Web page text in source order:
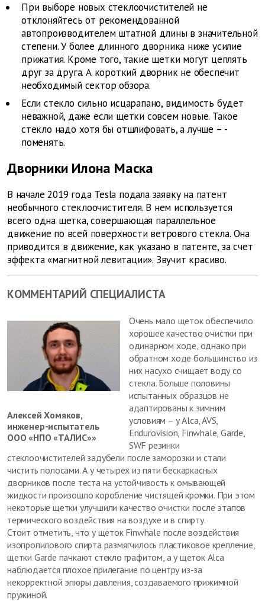
При выборе новых стеклоочистителей не
отклоняйтесь от рекомендованной
автопроизводителем штатной длины в значительной
степени. У более длинного дворника ниже усилие
прижатия. Кроме того, такие щетки могут цеплять
друг за друга. А короткий дворник не обеспечит
необходимый сектор обзора.
Если стекло сильно исцарапано, видимость будет
неважной, даже если щетки совсем новые. Такое
стекло надо хотя бы отшлифовать, а лучше – ­
поменять.
Дворники Илона Маска
В начале 2019 года Tesla подала заявку на патент
необычного стеклоочистителя. В нем используется
всего одна щетка, совершающая параллельное
движение по всей поверхности ветрового стекла. Она
приводится в движение, как указано в патенте, за счет
эффекта «магнитной левитации». Звучит красиво.
КОММЕНТАРИЙ СПЕЦИАЛИСТА
Алексей Хомяков,
инженер-испытатель
ООО «НПО «ТАЛИС»»
Очень мало щеток обеспечило
хорошее качество очистки при
одинарном ходе, однако при
обратном ходе большинство из
них насухо счищает воду со
стекла. Больше половины
испытанных образцов не
адаптированы к зимним
условиям – у Alca, AVS,
Endurovision, Finwhale, Garde,
SWF резинки
стеклоочистителей задубели после заморозки и стали
чистить полосами. А у четырех из пяти бескаркасных
дворников после теста на устойчивость к омывающей
жидкости произошло коробление чистящей кромки. При этом
некоторые щетки улучшили качество очистки после этапов
термического воздействия на воздухе и в спирту.
Стоит отметить, что у щеток Finwhale после воздействия
изопропилового спирта размягчилось пластиковое крепление,
щетки Garde пачкают стекло графитом, а у щеток Alca
наблюдается плохое прилегание по центру из-за
некорректной эпюры давления, создаваемого прижимной
пружиной.